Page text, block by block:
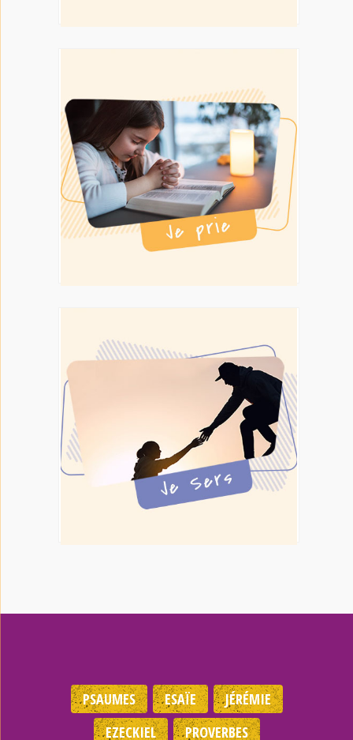
PSAUMES ESAÏE
JÉRÉMIE
EZECKIEL
PROVERBES